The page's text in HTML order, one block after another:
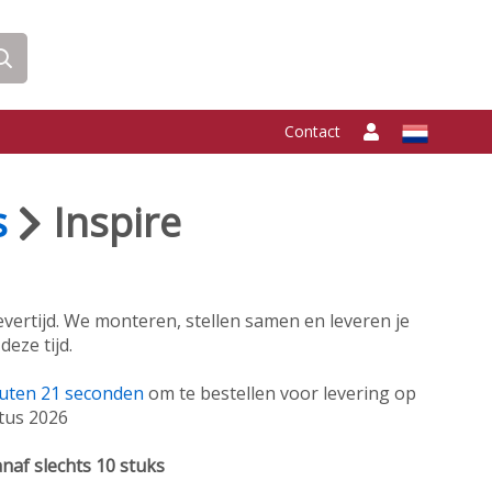
Contact
Inspire
We monteren, stellen samen en leveren je
tijd.
21 seconden om te bestellen voor levering op
2026
slechts 10 stuks